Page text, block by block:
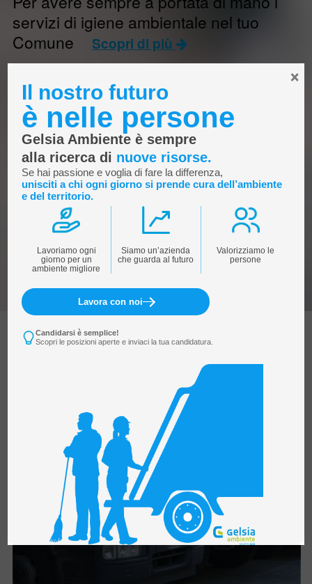
servizi di igiene ambientale nel tuo
Comune
Scopri di più
Ferragosto, i servizi di Gelsia Ambiente:
le variazioni per raccolta rifiuti,
piattaforme e chiusure estive degli
sportelli
5 Agosto 2026
Il nostro futuro
è nelle persone
Gelsia Ambiente è sempre
alla ricerca di nuove risorse.
Se hai passione e voglia di fare la differenza,
unisciti a chi ogni giorno si prende cura dell’ambiente
e del territorio.
Lavoriamo ogni
giorno per un
ambiente migliore
Siamo un’azienda
che guarda al futuro
Valorizziamo le
persone
Lavora con noi
Candidarsi è semplice!
Scopri le posizioni aperte e inviaci la tua candidatura.
×